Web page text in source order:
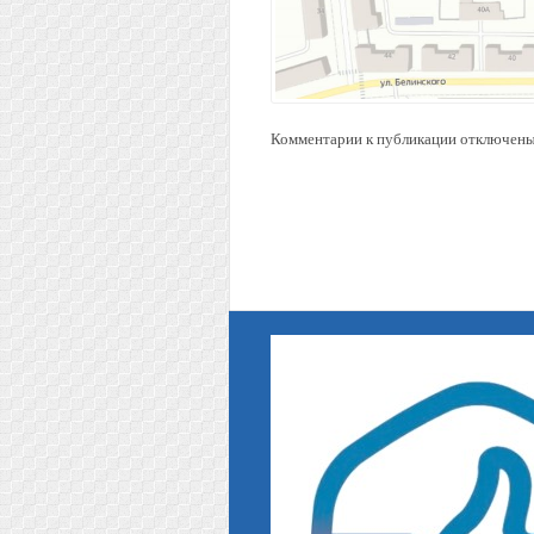
Комментарии к публикации